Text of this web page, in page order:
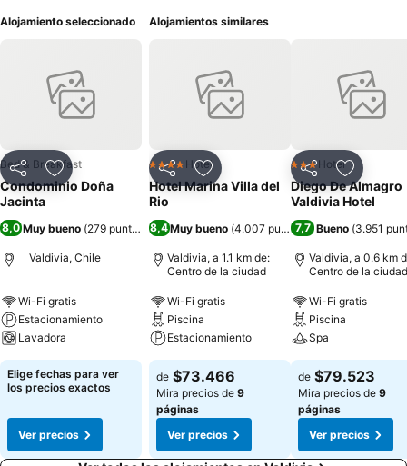
Alojamiento seleccionado
CompartirAgregar a favoritos
Bed & Breakfast
Condominio Doña
Jacinta
8,0 Muy bueno (279 puntuaciones)
Valdivia, Chile
Wi-Fi gratis
Estacionamiento
Lavadora
Elige fechas para ver
los precios exactos
Ver precios
Alojamientos similares
CompartirAgregar a favoritos
4 EstrellasHotel
Hotel Marina Villa del
Rio
8,4Muy bueno (4.007 puntuaciones)
Valdivia, a 1.1 km de:
Centro de la ciudad
Wi-Fi gratis
Piscina
Estacionamiento
de $73.466
Mira precios de 9
páginas
Ver precios
CompartirAgregar
3 Estrellas
Hotel
Diego De Almagro
Valdivia Hotel
7,7 Bueno (3.951
Valdivia, a 0.6 km
Centro de la ciudad
Wi-Fi gratis
Piscina
Spa
de $79.523
Mira precios de 9
páginas
Ver precios